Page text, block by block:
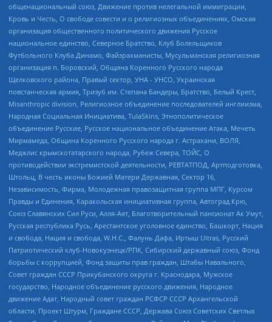
общенациональный союз, Движение против нелегальной иммиграции,
Кровь и Честь, О свободе совести и о религиозных объединениях, Омская
организация общественного политического движения Русское
национальное единство, Северное Братство, Клуб Болельщиков
Футбольного Клуба Динамо, Файзрахманисты, Мусульманская религиозная
организация п. Боровский, Община Коренного Русского народа
Щелковского района, Правый сектор, УНА - УНСО, Украинская
повстанческая армия, Тризуб им. Степана Бандеры, Братство, Белый Крест,
Misanthropic division, Религиозное объединение последователей инглиизма,
Народная Социальная Инициатива, TulaSkins, Этнополитическое
объединение Русские, Русское национальное объединение Атака, Мечеть
Мирмамеда, Община Коренного Русского народа г. Астрахани, ВОЛЯ,
Меджлис крымскотатарского народа, Рубеж Севера, ТОЙС, О
противодействии экстремистской деятельности, РЕВТАТПОД, Артподготовка,
Штольц, В честь иконы Божией Матери Державная, Сектор 16,
Независимость, Фирма, Молодежная правозащитная группа МПГ, Курсом
Правды и Единения, Каракольская инициативная группа, Автоград Крю,
Союз Славянских Сил Руси, Алля-Аят, Благотворительный пансионат Ак Умут,
Русская республика Русь, Арестантское уголовное единство, Башкорт, Нация
и свобода, Нация и свобода, W.H.С., Фалунь Дафа, Иртыш Ultras, Русский
Патриотический клуб-Новокузнецк/РПК, Сибирский державный союз, Фонд
борьбы с коррупцией, Фонд защиты прав граждан, Штабы Навального,
Совет граждан СССР Прикубанского округа г. Краснодара, Мужское
государство, Народное объединение русского движения, Народное
движение Адат, Народный совет граждан РСФСР СССР Архангельской
области, Проект Штурм, Граждане СССР, Держава Союз Советских Светлых